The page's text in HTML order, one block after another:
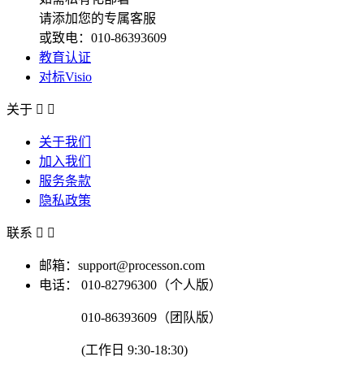
请添加您的专属客服
或致电：010-86393609
教育认证
对标Visio
关于  
关于我们
加入我们
服务条款
隐私政策
联系  
邮箱：support@processon.com
电话：
010-82796300（个人版）
010-86393609（团队版）
(工作日 9:30-18:30)